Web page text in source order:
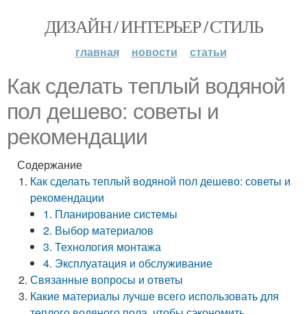
ДИЗАЙН / ИНТЕРЬЕР / СТИЛЬ
главная новости статьи
Как сделать теплый водяной
пол дешево: советы и
рекомендации
Содержание
Как сделать теплый водяной пол дешево: советы и
рекомендации
1. Планирование системы
2. Выбор материалов
3. Технология монтажа
4. Эксплуатация и обслуживание
Связанные вопросы и ответы
Какие материалы лучше всего использовать для